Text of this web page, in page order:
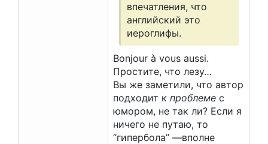
впечатления, что
английский это
иероглифы.
Bonjour à vous aussi.
Простите, что лезу…
Вы же заметили, что автор
подходит к проблеме с
юмором, не так ли? Если я
ничего не путаю, то
“гипербола” —вполне